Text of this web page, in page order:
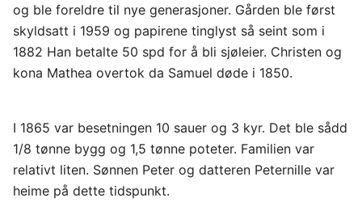
og ble foreldre til nye generasjoner. Gården ble først
skyldsatt i 1959 og papirene tinglyst så seint som i
1882 Han betalte 50 spd for å bli sjøleier. Christen og
kona Mathea overtok da Samuel døde i 1850.
I 1865 var besetningen 10 sauer og 3 kyr. Det ble sådd
1/8 tønne bygg og 1,5 tønne poteter. Familien var
relativt liten. Sønnen Peter og datteren Peternille var
heime på dette tidspunkt.